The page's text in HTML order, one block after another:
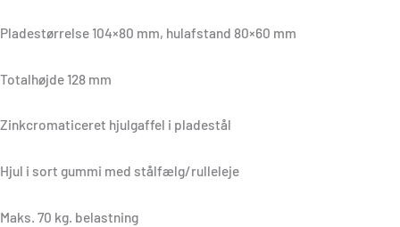
Pladestørrelse 104×80 mm, hulafstand 80×60 mm
Totalhøjde 128 mm
Zinkcromaticeret hjulgaffel i pladestål
Hjul i sort gummi med stålfælg/rulleleje
Maks. 70 kg. belastning